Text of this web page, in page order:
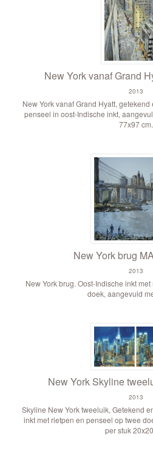
New York vanaf Grand
2013
New York vanaf Grand Hyatt,
penseel in oost-Indische inkt,
77x97 cm.
New York brug
2013
New York brug. Oost-Indische inkt
doek, aangevuld
New York Skyline
2013
Skyline New York tweeluik, Getekend
inkt met rietpen en penseel op twee
per stuk